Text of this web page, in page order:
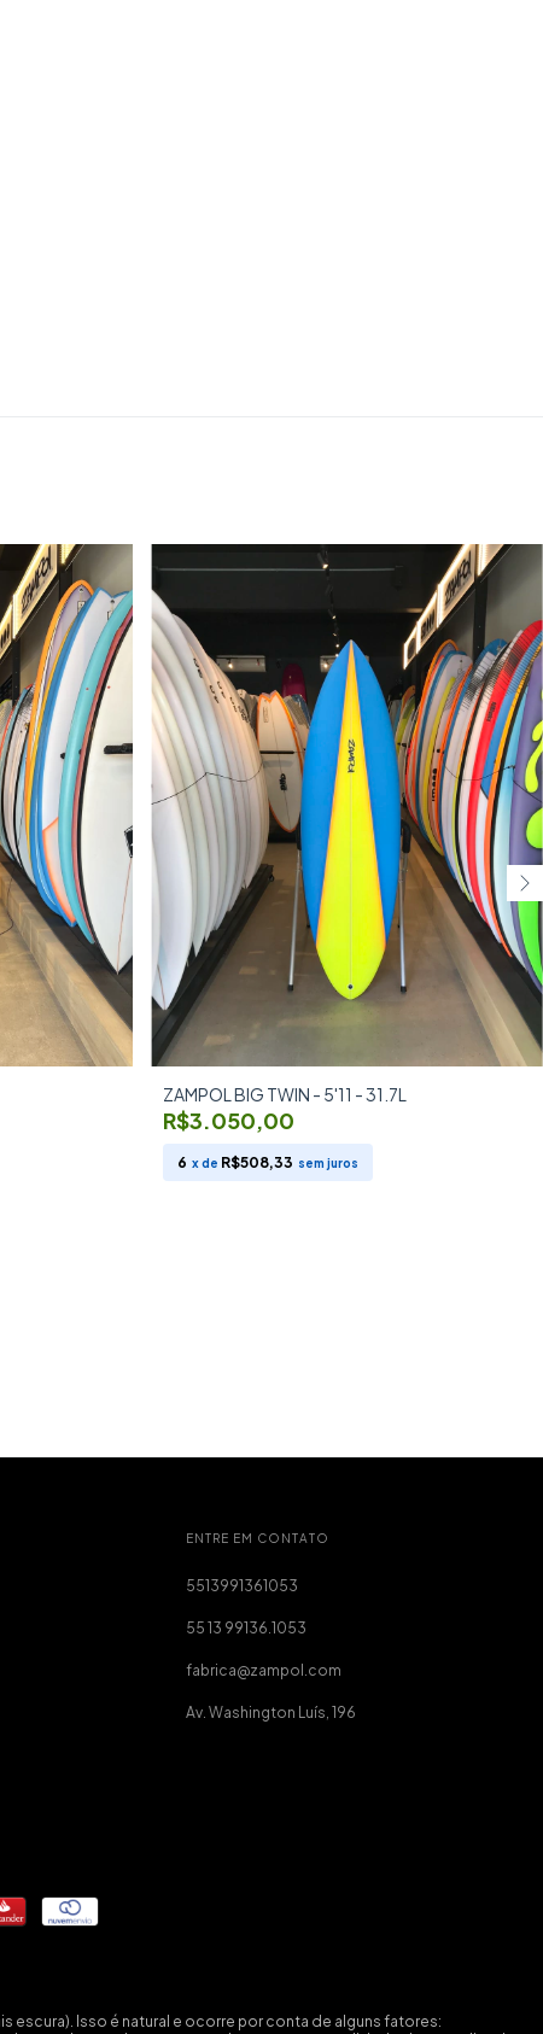
ZAMPOL BIG TWIN - 5'11 - 31.7L
R$3.050,00
6 x de R$508,33 sem juros
ENTRE EM CONTATO
5513991361053
55 13 99136.1053
fabrica@zampol.com
Av. Washington Luís, 196
escura). Isso é natural e ocorre por conta de alguns fatores: